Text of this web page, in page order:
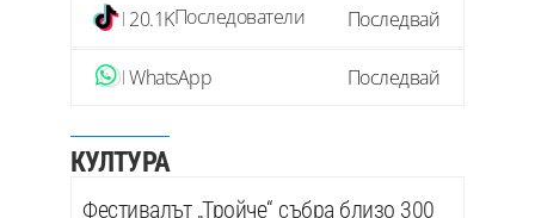
20.1KПоследователи Последвай
WhatsApp Последвай
КУЛТУРА
Фестивалът „Тройче“ събра близо 300